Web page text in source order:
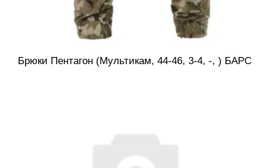
Брюки Пентагон (Мультикам, 44-46, 3-4, -, ) БАРС